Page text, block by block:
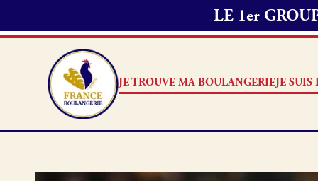
LE 1er
JE TROUVE MA BOULANGERIEJE SUIS
Passer
2. J’appelle mon